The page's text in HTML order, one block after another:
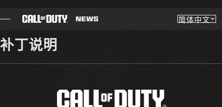
Choose
简体中文
补丁说明